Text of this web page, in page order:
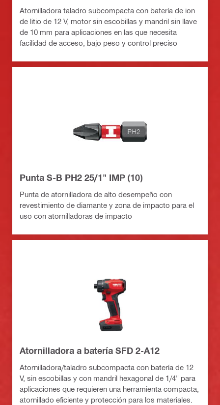
Atornilladora taladro subcompacta con batería de ion
de litio de 12 V, motor sin escobillas y mandril sin llave
de 10 mm para aplicaciones en las que necesita
facilidad de acceso, bajo peso y control preciso
Punta S-B PH2 25/1" IMP (10)
Punta de atornilladora de alto desempeño con
revestimiento de diamante y zona de impacto para el
uso con atornilladoras de impacto
Atornilladora a batería SFD 2-A12
Atornilladora/taladro subcompacta con batería de 12
V, sin escobillas y con mandril hexagonal de 1/4" para
aplicaciones que requieren una herramienta compacta,
atornillado eficiente y protección para los materiales.